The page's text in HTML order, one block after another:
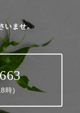
いませ。
時)